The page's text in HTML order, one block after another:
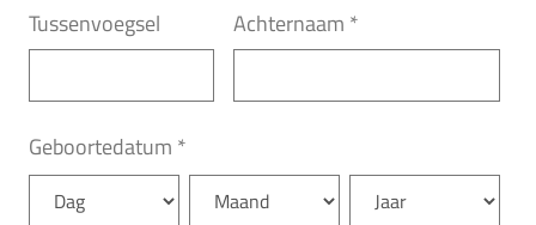
Tussenvoegsel Achternaam *
Geboortedatum *